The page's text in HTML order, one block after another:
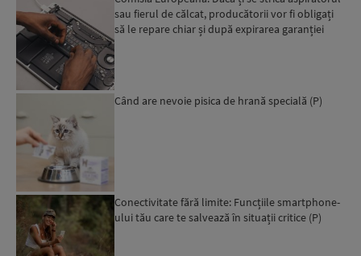
sau fierul de călcat, producătorii vor fi obligați
să le repare chiar și după expirarea garanției
Când are nevoie pisica de hrană specială (P)
Conectivitate fără limite: Funcțiile smartphone-
ului tău care te salvează în situații critice (P)